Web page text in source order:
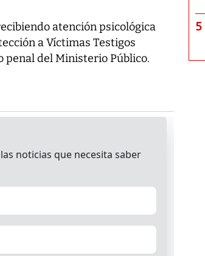
atención psicológica
a Víctimas Testigos
penal del Ministerio Público.
5